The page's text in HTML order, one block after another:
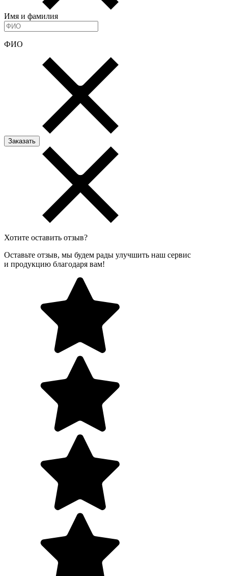
Имя и фамилия
ФИО
Хотите оставить отзыв?
Оставьте отзыв, мы будем рады улучшить наш сервис
и продукцию благодаря вам!